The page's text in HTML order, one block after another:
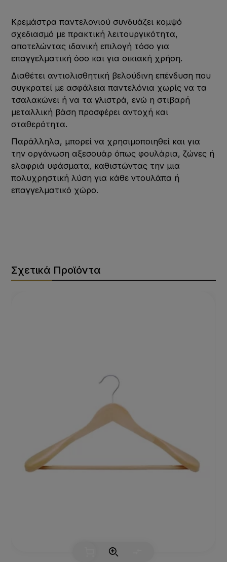
Kρεμάστρα παντελονιού συνδυάζει κομψό
σχεδιασμό με πρακτική λειτουργικότητα,
αποτελώντας ιδανική επιλογή τόσο για
επαγγελματική όσο και για οικιακή χρήση.
Διαθέτει αντιολισθητική βελούδινη επένδυση που
συγκρατεί με ασφάλεια παντελόνια χωρίς να τα
τσαλακώνει ή να τα γλιστρά, ενώ η στιβαρή
μεταλλική βάση προσφέρει αντοχή και
σταθερότητα.
Παράλληλα, μπορεί να χρησιμοποιηθεί και για
την οργάνωση αξεσουάρ όπως φουλάρια, ζώνες ή
ελαφριά υφάσματα, καθιστώντας την μια
πολυχρηστική λύση για κάθε ντουλάπα ή
επαγγελματικό χώρο.
Σχετικά Προϊόντα